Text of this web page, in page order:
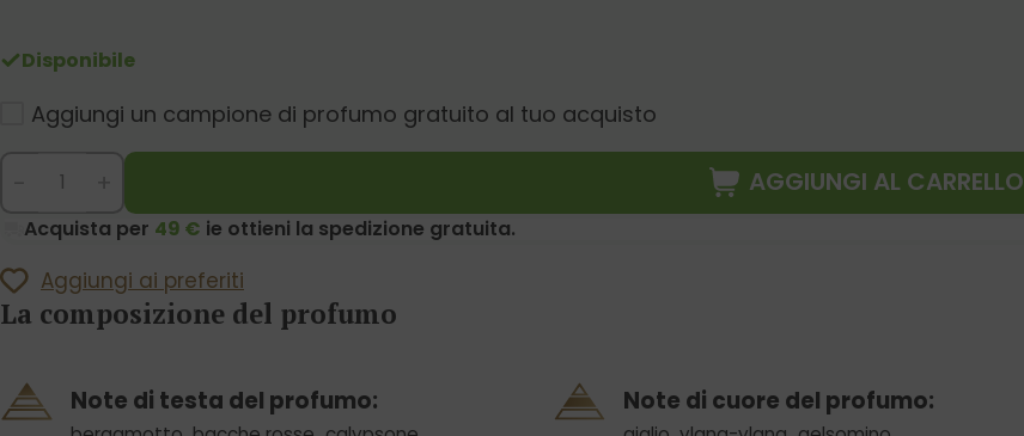
Disponibile
Aggiungi un campione di profumo gratuito al tuo acquisto
AGGIUNGI AL CARRELLO
Acquista per 49 € ie ottieni la spedizione gratuita.
Aggiungi ai preferiti
La composizione del profumo
Note di testa del profumo: Note di cuore del profumo: